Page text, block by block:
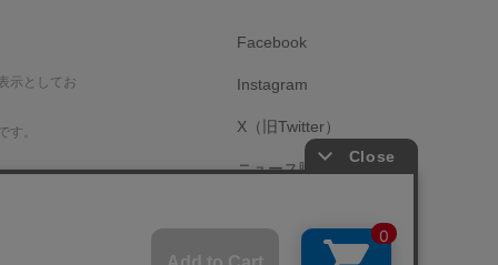
示としてお
す。
Facebook
Instagram
X（旧Twitter）
ニュース購読